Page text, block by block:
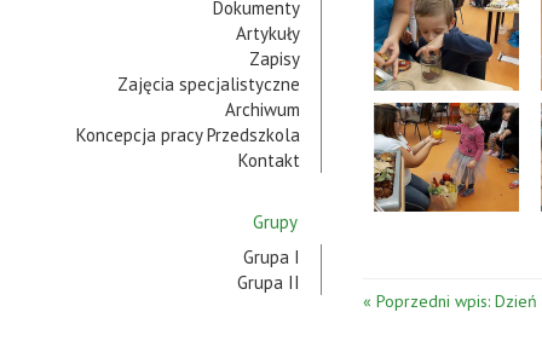
Dokumenty
Artykuły
Zapisy
Zajęcia specjalistyczne
Archiwum
Koncepcja pracy Przedszkola
Kontakt
Grupy
Grupa I
Grupa II
« Poprzedni wpis: